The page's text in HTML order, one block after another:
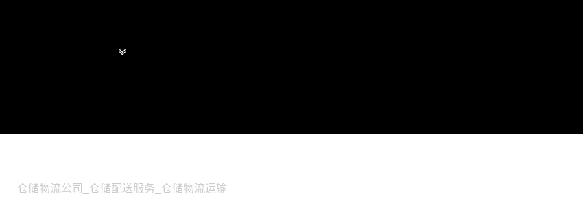
仓储物流公司_仓储配送服务_仓储物流运输